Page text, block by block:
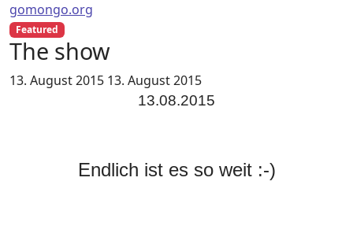
gomongo.org
Featured
The show
13. August 2015 13. August 2015
13.08.2015
Endlich ist es so weit :-)